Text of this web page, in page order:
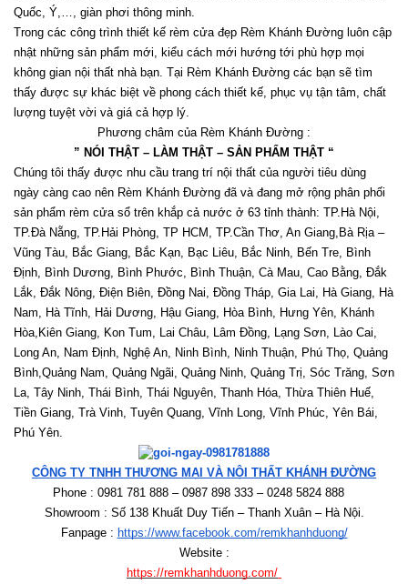
Quốc, Ý,…, giàn phơi thông minh.
Trong các công trình thiết kế rèm cửa đẹp Rèm Khánh Đường luôn cập
nhật những sản phẩm mới, kiểu cách mới hướng tới phù hợp mọi
không gian nội thất nhà bạn. Tại Rèm Khánh Đường các bạn sẽ tìm
thấy được sự khác biệt về phong cách thiết kế, phục vụ tận tâm, chất
lượng tuyệt vời và giá cả hợp lý.
Phương châm của Rèm Khánh Đường :
” NÓI THẬT – LÀM THẬT – SẢN PHẨM THẬT “
Chúng tôi thấy được nhu cầu trang trí nội thất của người tiêu dùng
ngày càng cao nên Rèm Khánh Đường đã và đang mở rộng phân phối
sản phẩm rèm cửa sổ trên khắp cả nước ở 63 tỉnh thành: TP.Hà Nội,
TP.Đà Nẵng, TP.Hải Phòng, TP HCM, TP.Cần Thơ, An Giang,Bà Rịa –
Vũng Tàu, Bắc Giang, Bắc Kạn, Bạc Liêu, Bắc Ninh, Bến Tre, Bình
Định, Bình Dương, Bình Phước, Bình Thuận, Cà Mau, Cao Bằng, Đắk
Lắk, Đắk Nông, Điện Biên, Đồng Nai, Đồng Tháp, Gia Lai, Hà Giang, Hà
Nam, Hà Tĩnh, Hải Dương, Hậu Giang, Hòa Bình, Hưng Yên, Khánh
Hòa,Kiên Giang, Kon Tum, Lai Châu, Lâm Đồng, Lạng Sơn, Lào Cai,
Long An, Nam Định, Nghệ An, Ninh Bình, Ninh Thuận, Phú Thọ, Quảng
Bình,Quảng Nam, Quảng Ngãi, Quảng Ninh, Quảng Trị, Sóc Trăng, Sơn
La, Tây Ninh, Thái Bình, Thái Nguyên, Thanh Hóa, Thừa Thiên Huế,
Tiền Giang, Trà Vinh, Tuyên Quang, Vĩnh Long, Vĩnh Phúc, Yên Bái,
Phú Yên.
CÔNG TY TNHH THƯƠNG MẠI VÀ NỘI THẤT KHÁNH ĐƯỜNG
Phone : 0981 781 888 – 0987 898 333 – 0248 5824 888
Showroom : Số 138 Khuất Duy Tiến – Thanh Xuân – Hà Nội.
Fanpage : https://www.facebook.com/remkhanhduong/
Website :
https://remkhanhduong.com/